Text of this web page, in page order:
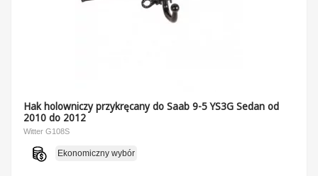
Hak holowniczy przykręcany do Saab 9-5 YS3G Sedan od
2010 do 2012
Witter G108S
Ekonomiczny wybór